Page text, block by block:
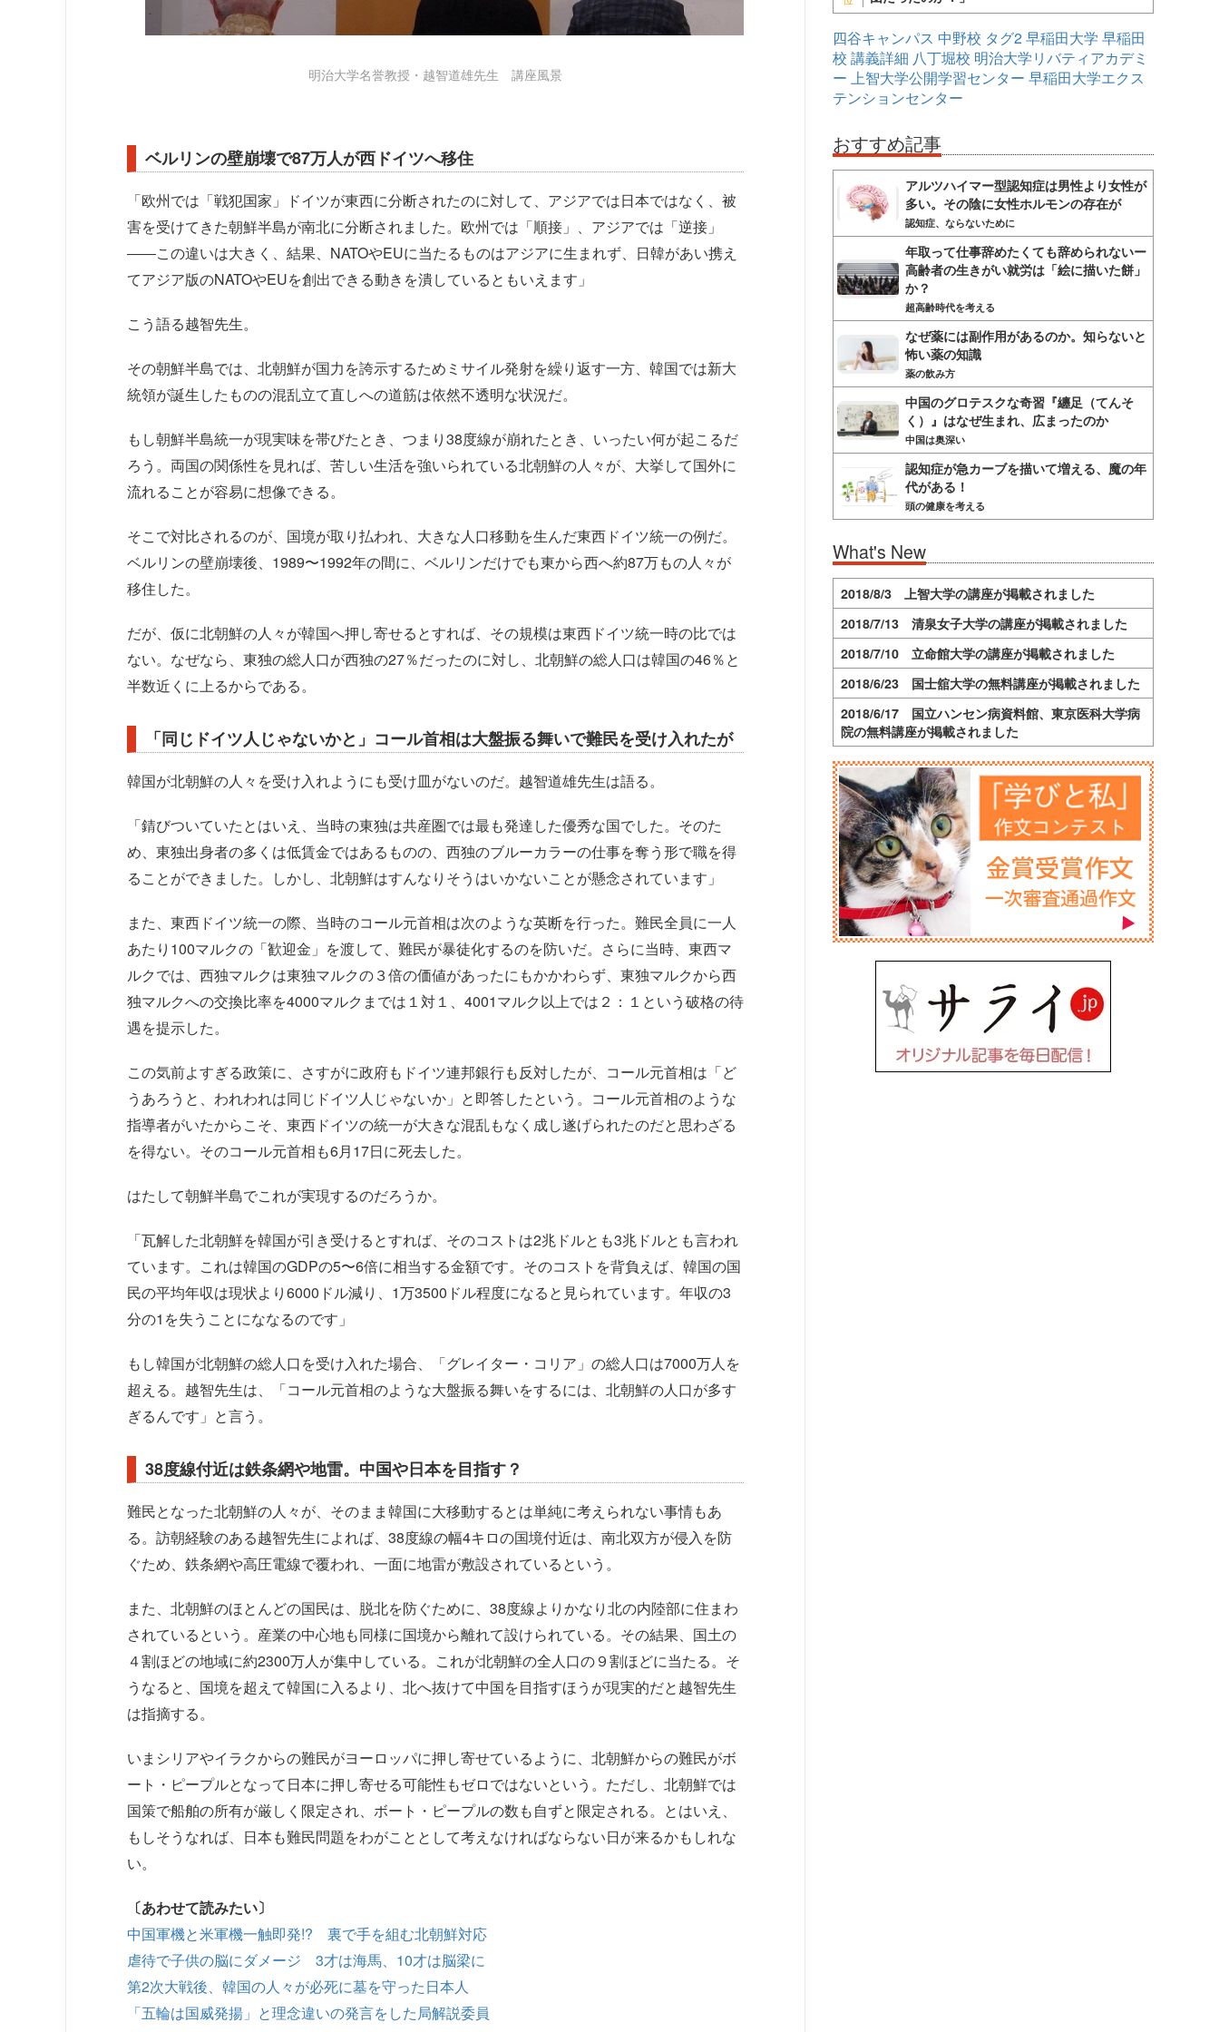
明治大学名誉教授・越智道雄先生 講座風景
ベルリンの壁崩壊で87万人が西ドイツへ移住
「欧州では「戦犯国家」ドイツが東西に分断されたのに対して、アジアでは日本ではなく、被
害を受けてきた朝鮮半島が南北に分断されました。欧州では「順接」、アジアでは「逆接」
――この違いは大きく、結果、NATOやEUに当たるものはアジアに生まれず、日韓があい携え
てアジア版のNATOやEUを創出できる動きを潰しているともいえます」
こう語る越智先生。
その朝鮮半島では、北朝鮮が国力を誇示するためミサイル発射を繰り返す一方、韓国では新大
統領が誕生したものの混乱立て直しへの道筋は依然不透明な状況だ。
もし朝鮮半島統一が現実味を帯びたとき、つまり38度線が崩れたとき、いったい何が起こるだ
ろう。両国の関係性を見れば、苦しい生活を強いられている北朝鮮の人々が、大挙して国外に
流れることが容易に想像できる。
そこで対比されるのが、国境が取り払われ、大きな人口移動を生んだ東西ドイツ統一の例だ。
ベルリンの壁崩壊後、1989〜1992年の間に、ベルリンだけでも東から西へ約87万もの人々が
移住した。
だが、仮に北朝鮮の人々が韓国へ押し寄せるとすれば、その規模は東西ドイツ統一時の比では
ない。なぜなら、東独の総人口が西独の27％だったのに対し、北朝鮮の総人口は韓国の46％と
半数近くに上るからである。
「同じドイツ人じゃないかと」コール首相は大盤振る舞いで難民を受け入れたが
韓国が北朝鮮の人々を受け入れようにも受け皿がないのだ。越智道雄先生は語る。
「錆びついていたとはいえ、当時の東独は共産圏では最も発達した優秀な国でした。そのた
め、東独出身者の多くは低賃金ではあるものの、西独のブルーカラーの仕事を奪う形で職を得
ることができました。しかし、北朝鮮はすんなりそうはいかないことが懸念されています」
また、東西ドイツ統一の際、当時のコール元首相は次のような英断を行った。難民全員に一人
あたり100マルクの「歓迎金」を渡して、難民が暴徒化するのを防いだ。さらに当時、東西マ
ルクでは、西独マルクは東独マルクの３倍の価値があったにもかかわらず、東独マルクから西
独マルクへの交換比率を4000マルクまでは１対１、4001マルク以上では２：１という破格の待
遇を提示した。
この気前よすぎる政策に、さすがに政府もドイツ連邦銀行も反対したが、コール元首相は「ど
うあろうと、われわれは同じドイツ人じゃないか」と即答したという。コール元首相のような
指導者がいたからこそ、東西ドイツの統一が大きな混乱もなく成し遂げられたのだと思わざる
を得ない。そのコール元首相も6月17日に死去した。
はたして朝鮮半島でこれが実現するのだろうか。
「瓦解した北朝鮮を韓国が引き受けるとすれば、そのコストは2兆ドルとも3兆ドルとも言われ
ています。これは韓国のGDPの5〜6倍に相当する金額です。そのコストを背負えば、韓国の国
民の平均年収は現状より6000ドル減り、1万3500ドル程度になると見られています。年収の3
分の1を失うことにななるのです」
もし韓国が北朝鮮の総人口を受け入れた場合、「グレイター・コリア」の総人口は7000万人を
超える。越智先生は、「コール元首相のような大盤振る舞いをするには、北朝鮮の人口が多す
ぎるんです」と言う。
38度線付近は鉄条網や地雷。中国や日本を目指す？
難民となった北朝鮮の人々が、そのまま韓国に大移動するとは単純に考えられない事情もあ
る。訪朝経験のある越智先生によれば、38度線の幅4キロの国境付近は、南北双方が侵入を防
ぐため、鉄条網や高圧電線で覆われ、一面に地雷が敷設されているという。
また、北朝鮮のほとんどの国民は、脱北を防ぐために、38度線よりかなり北の内陸部に住まわ
されているという。産業の中心地も同様に国境から離れて設けられている。その結果、国土の
４割ほどの地域に約2300万人が集中している。これが北朝鮮の全人口の９割ほどに当たる。そ
うなると、国境を超えて韓国に入るより、北へ抜けて中国を目指すほうが現実的だと越智先生
は指摘する。
いまシリアやイラクからの難民がヨーロッパに押し寄せているように、北朝鮮からの難民がボ
ート・ピープルとなって日本に押し寄せる可能性もゼロではないという。ただし、北朝鮮では
国策で船舶の所有が厳しく限定され、ボート・ピープルの数も自ずと限定される。とはいえ、
もしそうなれば、日本も難民問題をわがこととして考えなければならない日が来るかもしれな
い。
〔あわせて読みたい〕
中国軍機と米軍機一触即発!? 裏で手を組む北朝鮮対応
虐待で子供の脳にダメージ 3才は海馬、10才は脳梁に
第2次大戦後、韓国の人々が必死に墓を守った日本人
「五輪は国威発揚」と理念違いの発言をした局解説委員
四谷キャンパス 中野校 タグ2早稲田大学 早稲田
校 講義詳細 八丁堀校 明治大学リバティアカデミ
ー 上智大学公開学習センター 早稲田大学エクス
テンションセンター
おすすめ記事
アルツハイマー型認知症は男性より女性が
多い。その陰に女性ホルモンの存在が
認知症、ならないために
年取って仕事辞めたくても辞められないー
高齢者の生きがい就労は「絵に描いた餅」
か？
超高齢時代を考える
なぜ薬には副作用があるのか。知らないと
怖い薬の知識
薬の飲み方
中国のグロテスクな奇習『纏足（てんそ
く）』はなぜ生まれ、広まったのか
中国は奥深い
認知症が急カーブを描いて増える、魔の年
代がある！
頭の健康を考える
What's New
2018/8/3 上智大学の講座が掲載されました
2018/7/13 清泉女子大学の講座が掲載されました
2018/7/10 立命館大学の講座が掲載されました
2018/6/23 国士舘大学の無料講座が掲載されました
2018/6/17 国立ハンセン病資料館、東京医科大学病
院の無料講座が掲載されました